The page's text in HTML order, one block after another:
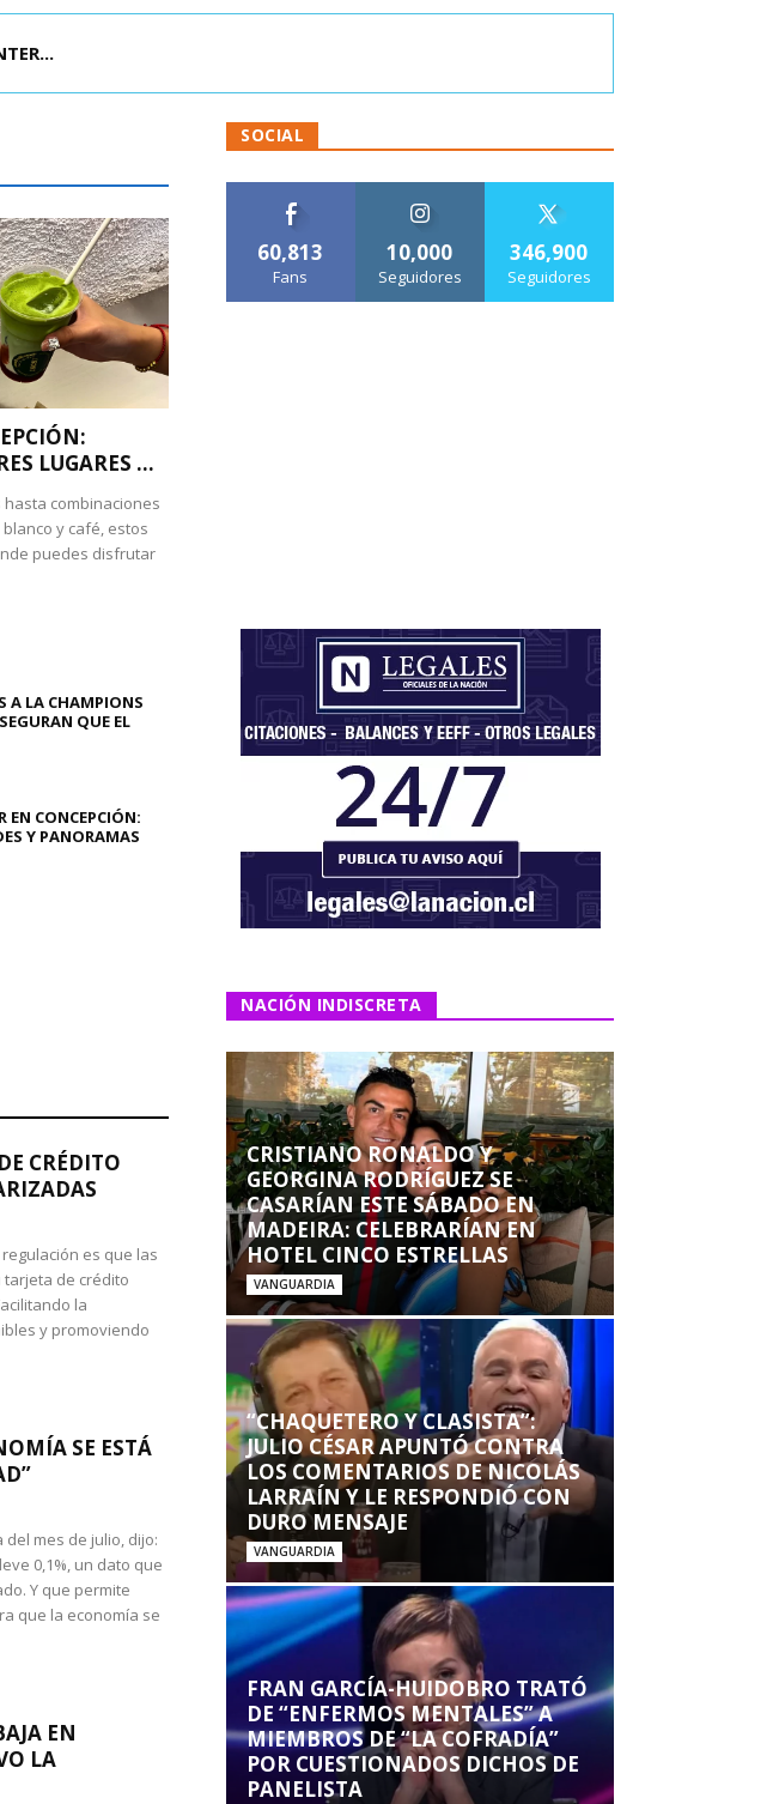
LUGARES ...
combinaciones
y café, estos
puedes disfrutar
A LA CHAMPIONS
QUE EL
EN CONCEPCIÓN:
Y PANORAMAS
CRÉDITO
es que las
de crédito
la
y promoviendo
SE ESTÁ
del mes de julio, dijo:
0,1%, un dato que
Y que permite
que la economía se
EN
LA
SOCIAL
60,813
Fans
10,000
Seguidores
346,900
Seguidores
NACIÓN INDISCRETA
CRISTIANO RONALDO Y
GEORGINA RODRÍGUEZ SE
CASARÍAN ESTE SÁBADO EN
MADEIRA: CELEBRARÍAN EN
HOTEL CINCO ESTRELLAS
VANGUARDIA
“CHAQUETERO Y CLASISTA”:
JULIO CÉSAR APUNTÓ CONTRA
LOS COMENTARIOS DE NICOLÁS
LARRAÍN Y LE RESPONDIÓ CON
DURO MENSAJE
VANGUARDIA
FRAN GARCÍA-HUIDOBRO TRATÓ
DE “ENFERMOS MENTALES” A
MIEMBROS DE “LA COFRADÍA”
POR CUESTIONADOS DICHOS DE
PANELISTA